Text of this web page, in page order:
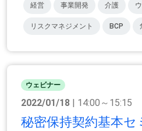
経営 事業開発 介護
リスクマネジメント BCP
ウェビナー
2022/01/18 | 14:00～15:15
秘密保持契約基本セ